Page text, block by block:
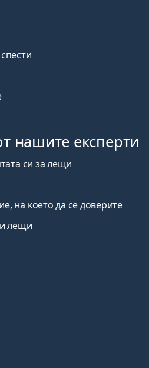
нашите експерти
си за лещи
на което да се доверите
лещи